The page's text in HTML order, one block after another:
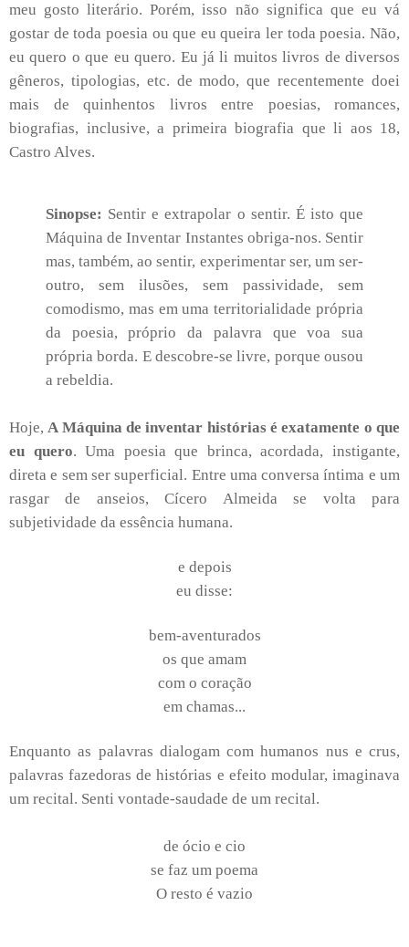
meu gosto literário. Porém, isso não significa que eu vá
gostar de toda poesia ou que eu queira ler toda poesia. Não,
eu quero o que eu quero. Eu já li muitos livros de diversos
gêneros, tipologias, etc. de modo, que recentemente doei
mais de quinhentos livros entre poesias, romances,
biografias, inclusive, a primeira biografia que li aos 18,
Castro Alves.
Sinopse: Sentir e extrapolar o sentir. É isto que
Máquina de Inventar Instantes obriga-nos. Sentir
mas, também, ao sentir, experimentar ser, um ser-
outro, sem ilusões, sem passividade, sem
comodismo, mas em uma territorialidade própria
da poesia, próprio da palavra que voa sua
própria borda. E descobre-se livre, porque ousou
a rebeldia.
Hoje,A Máquina de inventar histórias é exatamente o que
eu quero. Uma poesia que brinca, acordada, instigante,
direta e sem ser superficial. Entre uma conversa íntima e um
rasgar de anseios, Cícero Almeida se volta para
subjetividade da essência humana.
e depois
eu disse:
bem-aventurados
os que amam
com o coração
em chamas...
Enquanto as palavras dialogam com humanos nus e crus,
palavras fazedoras de histórias e efeito modular, imaginava
um recital. Senti vontade-saudade de um recital.
de ócio e cio
se faz um poema
O resto é vazio